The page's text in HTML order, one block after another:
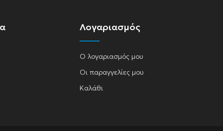
Λογαριασμός
Ο λογαριασμός μου
Οι παραγγελίες μου
Καλάθι